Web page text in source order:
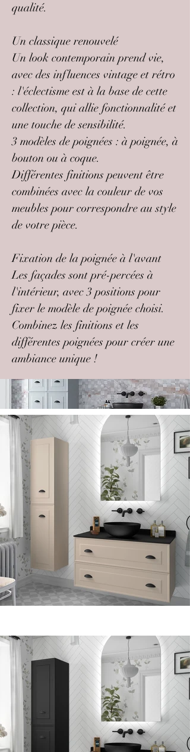
qualité.
Un classique renouvelé
Un look contemporain prend vie,
avec des influences vintage et rétro
: l'éclectisme est à la base de cette
collection, qui allie fonctionnalité et
une touche de sensibilité.
3 modèles de poignées : à poignée, à
bouton ou à coque.
Différentes finitions peuvent être
combinées avec la couleur de vos
meubles pour correspondre au style
de votre pièce.
Fixation de la poignée à l'avant
Les façades sont pré-percées à
l'intérieur, avec 3 positions pour
fixer le modèle de poignée choisi.
Combinez les finitions et les
différentes poignées pour créer une
ambiance unique !